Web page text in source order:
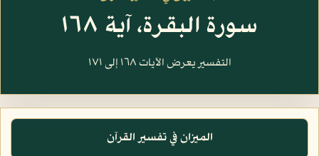
سورة البقرة، آية ١٦٨
التفسير يعرض الآيات ١٦٨ إلى ١٧١
الميزان في تفسير القرآن